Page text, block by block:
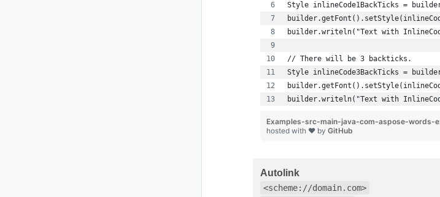
Style inlineCode1BackTicks =
builder.writeln("Text with
// There will be 3 backticks.
Style inlineCode3BackTicks =
builder.writeln("Text with
Examples-src-main-java-com-aspose-words-
hosted with ❤ by GitHub
Autolink
<scheme://domain.com>